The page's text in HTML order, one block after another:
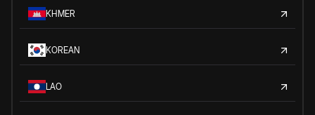
KHMER
KOREAN
LAO